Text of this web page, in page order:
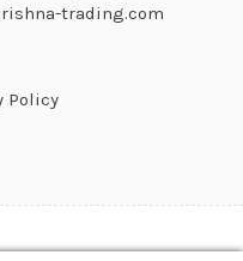
trading.com
Policy